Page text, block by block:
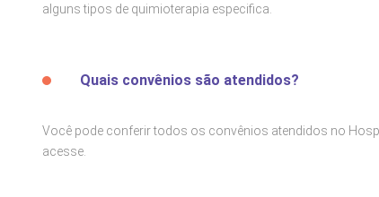
alguns tipos de quimioterapia especifica.
Quais convênios são atendidos?
Você pode conferir todos os convênios atendidos no
acesse